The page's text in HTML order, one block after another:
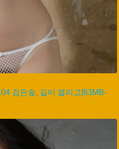
검은숲, 길이 열리고[63MB-